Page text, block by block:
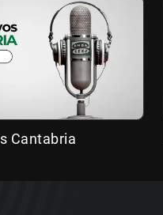
Cantabria